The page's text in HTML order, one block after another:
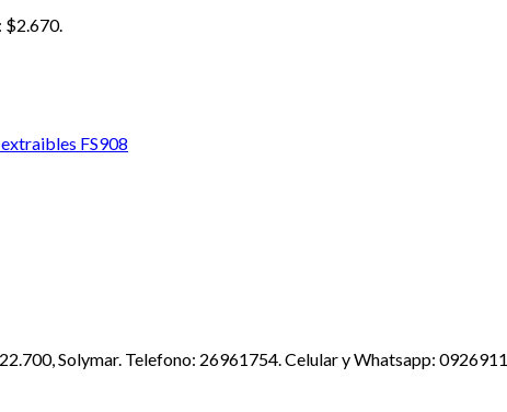
$2.670.
FS908
Solymar. Telefono: 26961754. Celular y Whatsapp: